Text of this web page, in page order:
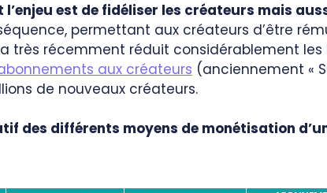
est de fidéliser les créateurs mais
permettant aux créateurs d’être
a très récemment réduit considérablement
aux créateurs (anciennement «
de nouveaux créateurs.
des différents moyens de monétisation